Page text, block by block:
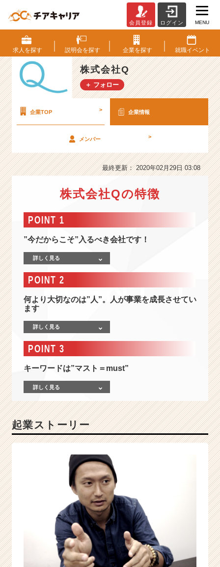
式
会
社
Q
の
会
社
～
で
グ
ル
会
社
の
社
に！！
2
的
に
求
む
～
|
ベ
ン
チ
ャ
ー・
成
長
会員登録 ログイン MENU
求人を探す 説明会を探す 企業を探す 就職イベント
株式会社Q
＋ フォロー
企業TOP > 企業情報
メンバー >
最終更新： 2020年02月29日 03:08
株式会社Qの特徴
POINT 1
”今だからこそ”入るべき会社です！
詳しく見る
POINT 2
何より大切なのは”人”。人が事業を成長させてい
ます
詳しく見る
POINT 3
キーワードは”マスト＝must”
詳しく見る
起業ストーリー